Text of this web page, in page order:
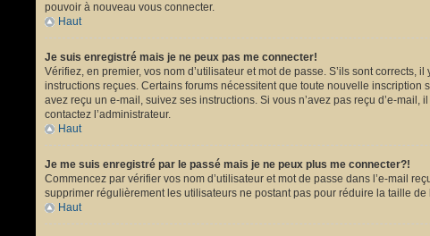
pouvoir à nouveau vous connecter.
Haut
Je suis enregistré mais je ne peux pas me connecter!
Vérifiez, en premier, vos nom d’utilisateur et mot de passe. S’ils sont
instructions reçues. Certains forums nécessitent que toute nouvelle
avez reçu un e-mail, suivez ses instructions. Si vous n’avez pas reçu d’e-
contactez l’administrateur.
Haut
Je me suis enregistré par le passé mais je ne peux plus me connecter?!
Commencez par vérifier vos nom d’utilisateur et mot de passe dans l’e-mail
supprimer régulièrement les utilisateurs ne postant pas pour réduire la taille
Haut